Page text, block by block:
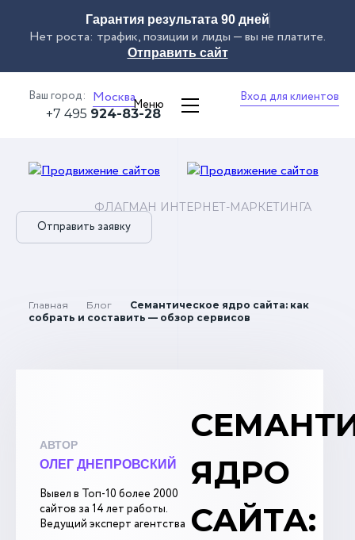
Гарантия результата 90 дней
Нет роста: трафик, позиции и лиды — вы не платите.
Отправить сайт
Ваш город: МоскваМеню
Вход для клиентов
+7 495 924-83-28
ФЛАГМАН ИНТЕРНЕТ-МАРКЕТИНГА
Отправить заявку
Главная Блог
Семантическое ядро сайта: как
собрать и составить — обзор сервисов
АВТОР
ОЛЕГ ДНЕПРОВСКИЙ
Вывел в Топ-10 более 2000
сайтов за 14 лет работы.
Ведущий эксперт агентства
ЯДРО
САЙТА: